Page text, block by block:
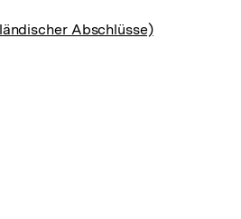
Abschlüsse)